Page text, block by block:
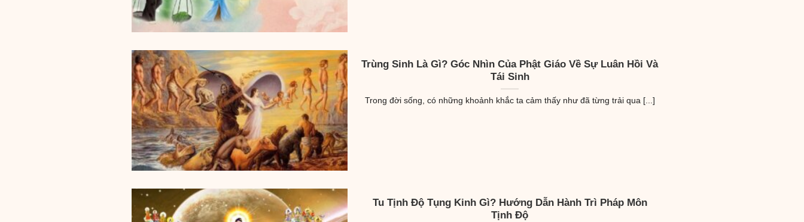
Trùng Sinh Là Gì? Góc Nhìn Của Phật Giáo Về Sự Luân Hồi Và
Tái Sinh
Trong đời sống, có những khoảnh khắc ta cảm thấy như đã từng trải qua [...]
Tu Tịnh Độ Tụng Kinh Gì? Hướng Dẫn Hành Trì Pháp Môn
Tịnh Độ